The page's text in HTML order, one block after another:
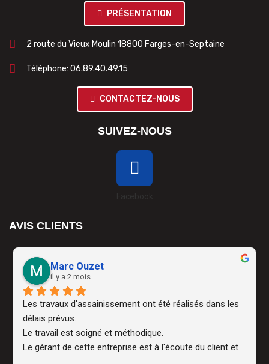
PRÉSENTATION
2 route du Vieux Moulin 18800 Farges-en-Septaine
Téléphone: 06.89.40.49.15
CONTACTEZ-NOUS
SUIVEZ-NOUS
AVIS CLIENTS
Marc Ouzet
il y a 2 mois
Les travaux d'assainissement ont été réalisés dans les
délais prévus.
Le travail est soigné et méthodique.
Le gérant de cette entreprise est à l'écoute du client et